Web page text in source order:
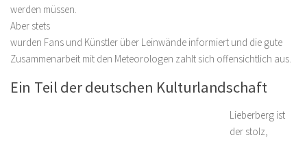
werden müssen.
Aber stets
wurden Fans und Künstler über Leinwände informiert und die gute
Zusammenarbeit mit den Meteorologen zahlt sich offensichtlich aus.
Ein Teil der deutschen Kulturlandschaft
Lieberberg ist
der stolz,